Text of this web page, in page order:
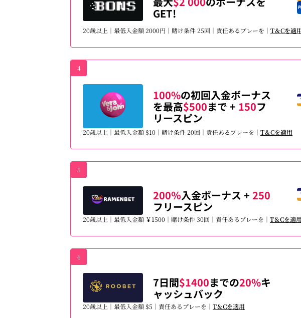
GET!
20歳以上｜最低入金額 2000円｜賭け条件 25回｜責任あるプレーを｜ T＆Cを適
4
100%の初回入金ボーナス
を最高$500まで + 150フ
リースピン
20歳以上｜最低入金額 $10｜賭け条件 20回｜責任あるプレーを｜ T＆Cを適用
5
200％入金ボーナス + 250
フリースピン
20歳以上｜最低入金額 ￥1500｜賭け条件 30回｜責任あるプレーを｜ T＆Cを適用
6
7日間$1400までの20%キ
ャッシュバック
20歳以上｜最低入金額 $5｜責任あるプレーを｜ T＆Cを適用